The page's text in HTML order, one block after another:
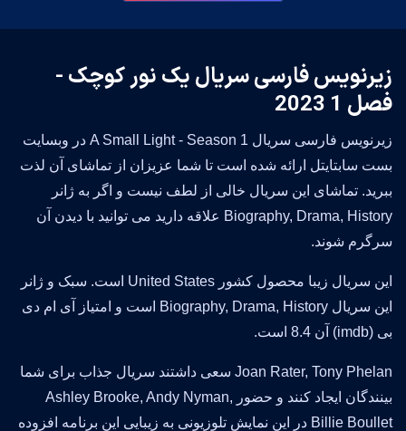
زیرنویس فارسی سریال یک نور کوچک -
فصل 1 2023
زیرنویس فارسی سریال A Small Light - Season 1 در وبسایت
بست سابتایتل ارائه شده است تا شما عزیزان از تماشای آن لذت
ببرید. تماشای این سریال خالی از لطف نیست و اگر به ژانر
Biography, Drama, History علاقه دارید می توانید با دیدن آن
سرگرم شوند.
این سریال زیبا محصول کشور United States است. سبک و ژانر
این سریال Biography, Drama, History است و امتیاز آی ام دی
بی (imdb) آن 8.4 است.
Joan Rater, Tony Phelan سعی داشتند سریال جذاب برای شما
بینندگان ایجاد کنند و حضور Ashley Brooke, Andy Nyman,
Billie Boullet در این نمایش تلوزیونی به زیبایی این برنامه افزوده